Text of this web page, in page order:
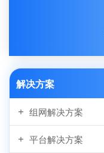
解决方案
组网解决方案
平台解决方案